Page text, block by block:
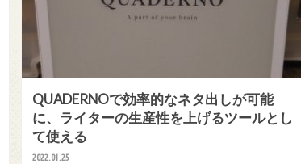
QUADERNOで効率的なネタ出しが可能
に、ライターの生産性を上げるツールとし
て使える
2022.01.25